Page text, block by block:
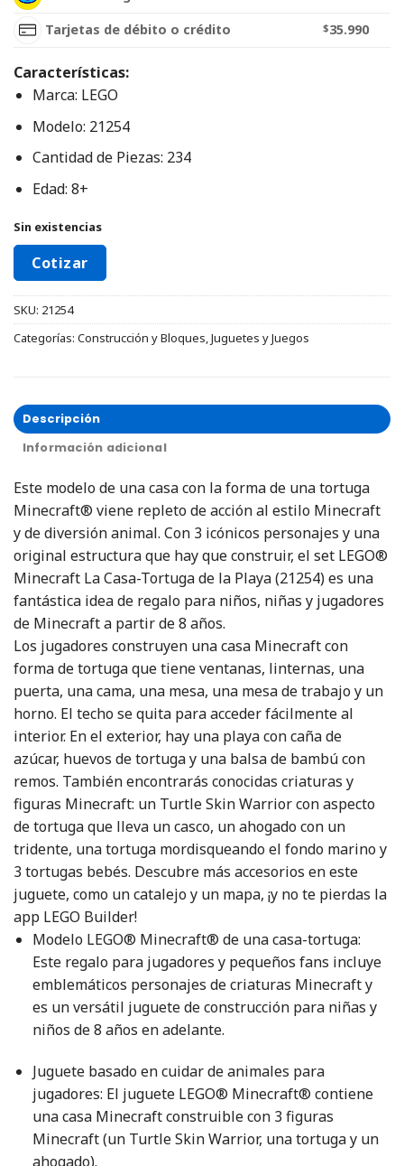
Tarjetas de débito o crédito
$35.990
Características:
Marca: LEGO
Modelo: 21254
Cantidad de Piezas: 234
Edad: 8+
Sin existencias
Cotizar
SKU: 21254
Categorías: Construcción y Bloques,Juguetes y Juegos
Descripción
Información adicional
Este modelo de una casa con la forma de una tortuga
Minecraft® viene repleto de acción al estilo Minecraft
y de diversión animal. Con 3 icónicos personajes y una
original estructura que hay que construir, el set LEGO®
Minecraft La Casa-Tortuga de la Playa (21254) es una
fantástica idea de regalo para niños, niñas y jugadores
de Minecraft a partir de 8 años.
Los jugadores construyen una casa Minecraft con
forma de tortuga que tiene ventanas, linternas, una
puerta, una cama, una mesa, una mesa de trabajo y un
horno. El techo se quita para acceder fácilmente al
interior. En el exterior, hay una playa con caña de
azúcar, huevos de tortuga y una balsa de bambú con
remos. También encontrarás conocidas criaturas y
figuras Minecraft: un Turtle Skin Warrior con aspecto
de tortuga que lleva un casco, un ahogado con un
tridente, una tortuga mordisqueando el fondo marino y
3 tortugas bebés. Descubre más accesorios en este
juguete, como un catalejo y un mapa, ¡y no te pierdas la
app LEGO Builder!
Modelo LEGO® Minecraft® de una casa-tortuga:
Este regalo para jugadores y pequeños fans incluye
emblemáticos personajes de criaturas Minecraft y
es un versátil juguete de construcción para niñas y
niños de 8 años en adelante.
Juguete basado en cuidar de animales para
jugadores: El juguete LEGO® Minecraft® contiene
una casa Minecraft construible con 3 figuras
Minecraft (un Turtle Skin Warrior, una tortuga y un
ahogado).